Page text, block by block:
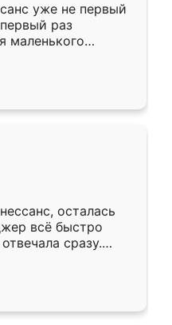
уже не первый
раз
маленького
,во второй раз
очень
быстрая,
разнообразный.
потребуется из
только здесь.
осталась
всё быстро
сразу.
подошёл к
Собрали
аккуратно, даже